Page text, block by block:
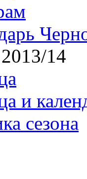
14
и
сезона